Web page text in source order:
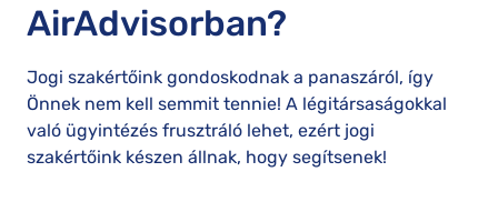
AirAdvisorban?
Jogi szakértőink gondoskodnak a panaszáról, így
Önnek nem kell semmit tennie! A légitársaságokkal
való ügyintézés frusztráló lehet, ezért jogi
szakértőink készen állnak, hogy segítsenek!